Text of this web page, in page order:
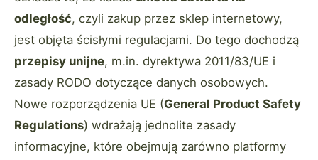
odległość, czyli zakup przez sklep internetowy,
jest objęta ścisłymi regulacjami. Do tego dochodzą
przepisy unijne, m.in. dyrektywa 2011/83/UE i
zasady RODO dotyczące danych osobowych.
Nowe rozporządzenia UE (General Product Safety
Regulations) wdrażają jednolite zasady
informacyjne, które obejmują zarówno platformy